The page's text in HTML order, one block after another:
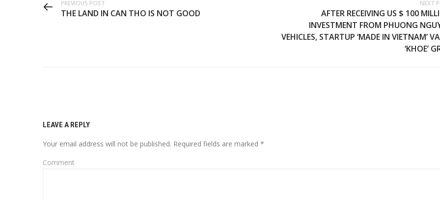
PREVIOUS POST
THE LAND IN CAN THO IS NOT GOOD
NEXT
AFTER RECEIVING US $ 100
INVESTMENT FROM PHUONG
VEHICLES, STARTUP ‘MADE IN VIETNAM’
‘KHOE’
LEAVE A REPLY
Your email address will not be published. Required fields are marked *
Comment